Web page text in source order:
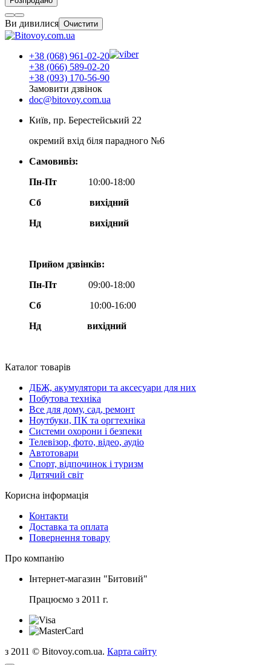
Ви дивилися Очистити
+38 (068) 961-02-20
+38 (066) 589-02-20
+38 (093) 170-56-90
Замовити дзвінок
doc@bitovoy.com.ua
Київ, пр. Берестейський 22
окремий вхід біля парадного №6
Самовивіз:
Пн-Пт
10:00-18:00
Сб
вихідний
Нд
вихідний
Прийом дзвінків:
Пн-Пт
09:00-18:00
Сб
10:00-16:00
Нд вихідний
Каталог товарів
ДБЖ, акумулятори та аксесуари для них
Побутова техніка
Все для дому, сад, ремонт
Ноутбуки, ПК та оргтехніка
Системи охорони і безпеки
Телевізор, фото, відео, аудіо
Автотовари
Спорт, відпочинок і туризм
Дитячий світ
Корисна інформація
Контакти
Доставка та оплата
Повернення товару
Про компанію
Інтернет-магазин "Битовий"
Працюємо з 2011 г.
з 2011 © Bitovoy.com.ua. Карта сайту